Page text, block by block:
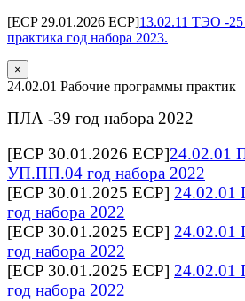
[ECP 29.01.2026 ECP]13.02.11 ТЭО -
практика год набора 2023.
×
24.02.01 Рабочие программы практик
ПЛА -39 год набора 2022
[ECP 30.01.2026 ECP]24.02.01
УП.ПП.04 год набора 2022
[ECP 30.01.2025 ECP]
год набора 2022
[ECP 30.01.2025 ECP]
год набора 2022
[ECP 30.01.2025 ECP]
год набора 2022